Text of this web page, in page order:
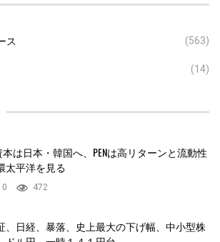
ス (563)
(14)
本は日本・韓国へ、PENは高リターンと流動性
太平洋を見る
0 472
、日経、暴落、史上最大の下げ幅、中小型株